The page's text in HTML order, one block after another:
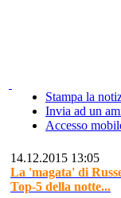
Stampa la
Invia ad un
Accesso
14.12.2015 13:05
La 'magata' di
Top-5 della notte...